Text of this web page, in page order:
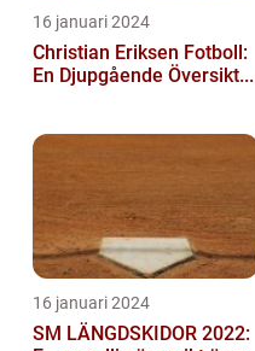
16 januari 2024
Christian Eriksen Fotboll:
En Djupgående Översikt...
16 januari 2024
SM LÄNGDSKIDOR 2022: